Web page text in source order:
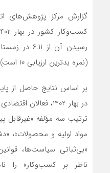
گزارش مرکز پژوهش‌های
(نمره بدترین ارزیابی 10 است).
بر اساس نتایج حاصل از
در بهار 1402،
ترتیب سه مؤلفه
مواد اولیه و محصولات»،
«بی‌ثباتی سیاست‌ها،
ناظر بر کسب‌وکار» را